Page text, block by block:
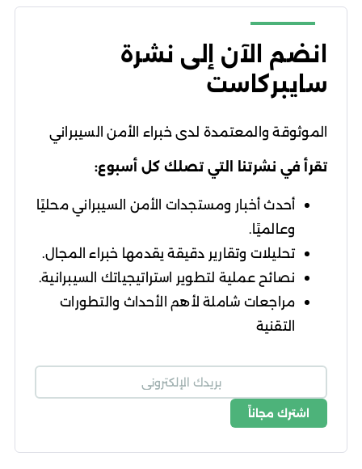
انضم الآن إلى نشرة
سايبركاست
الموثوقة والمعتمدة لدى خبراء الأمن السيبراني
تقرأ في نشرتنا التي تصلك كل أسبوع:
أحدث أخبار ومستجدات الأمن السيبراني محليًا
وعالميًا.
تحليلات وتقارير دقيقة يقدمها خبراء المجال.
نصائح عملية لتطوير استراتيجياتك السيبرانية.
مراجعات شاملة لأهم الأحداث والتطورات
التقنية
اشترك مجاناً